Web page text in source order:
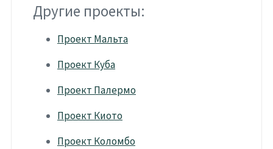
Другие проекты:
Проект Мальта
Проект Куба
Проект Палермо
Проект Киото
Проект Коломбо